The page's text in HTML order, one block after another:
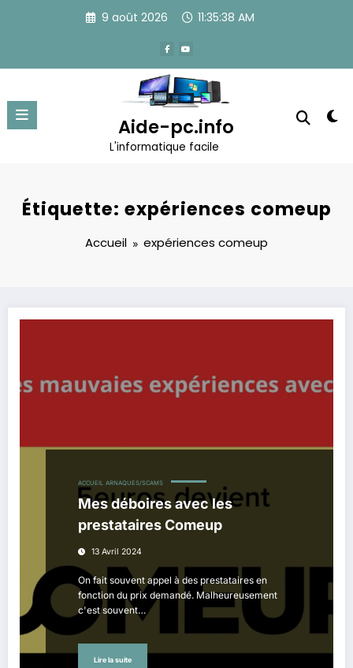
9 août 2026 11:35:38 AM
Aide-pc.info
L'informatique facile
Étiquette: expériences comeup
Accueil expériences comeup
ACCUEIL ARNAQUES/SCAMS
Mes déboires avec les
prestataires Comeup
13 Avril 2024
On fait souvent appel à des prestataires en
fonction du prix demandé. Malheureusement
c'est souvent…
Lire la suite